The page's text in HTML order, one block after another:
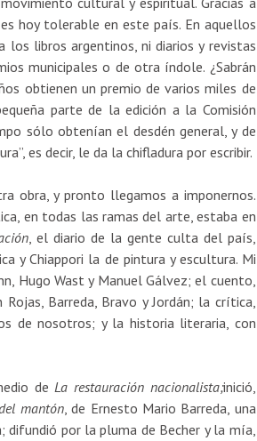
hoy tolerable en este país. En aquellos
los libros argentinos, ni diarios y revistas
municipales o de otra índole. ¿Sabrán
obtienen un premio de varios miles de
parte de la edición a la Comisión
sólo obtenían el desdén general, y de
es decir, le da la chifladura por escribir.
obra, y pronto llegamos a imponernos.
en todas las ramas del arte, estaba en
, el diario de la gente culta del país,
y Chiappori la de pintura y escultura. Mi
Hugo Wast y Manuel Gálvez; el cuento,
Barreda, Bravo y Jordán; la crítica,
de nosotros; y la historia literaria, con
deLa restauración nacionalista;inició,
mantón, de Ernesto Mario Barreda, una
difundió por la pluma de Becher y la mía,